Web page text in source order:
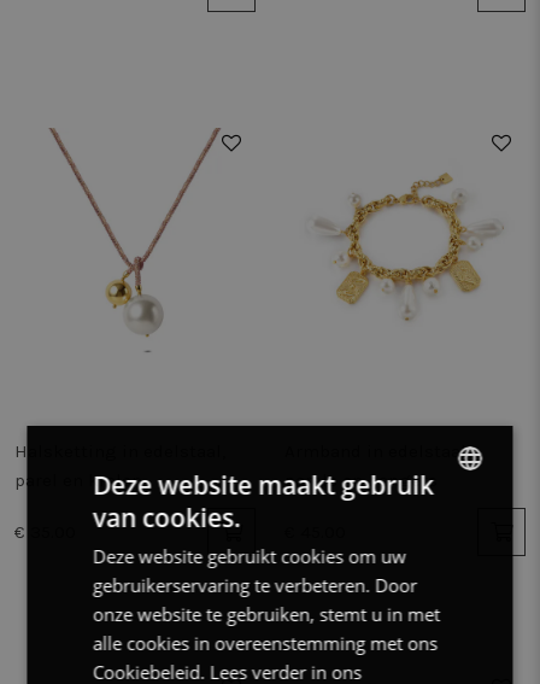
Halsketting in edelstaal,
parel en kralen
€ 35.00
Armband in edelstaal,
parels en hangers
Deze website maakt gebruik
van cookies.
Deze website gebruikt cookies om uw
gebruikerservaring te verbeteren. Door
onze website te gebruiken, stemt u in met
alle cookies in overeenstemming met ons
Cookiebeleid. Lees verder in ons